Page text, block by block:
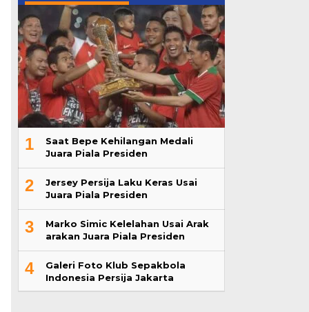
1
Saat Bepe Kehilangan Medali
Juara Piala Presiden
2
Jersey Persija Laku Keras Usai
Juara Piala Presiden
3
Marko Simic Kelelahan Usai Arak
arakan Juara Piala Presiden
4
Galeri Foto Klub Sepakbola
Indonesia Persija Jakarta